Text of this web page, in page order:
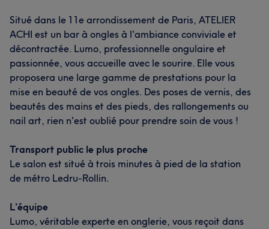
Situé dans le 11e arrondissement de Paris, ATELIER
ACHI est un bar à ongles à l'ambiance conviviale et
décontractée. Lumo, professionnelle ongulaire et
passionnée, vous accueille avec le sourire. Elle vous
proposera une large gamme de prestations pour la
mise en beauté de vos ongles. Des poses de vernis, des
beautés des mains et des pieds, des rallongements ou
nail art, rien n'est oublié pour prendre soin de vous !
Transport public le plus proche
Le salon est situé à trois minutes à pied de la station
de métro Ledru-Rollin.
L’équipe
Lumo, véritable experte en onglerie, vous reçoit dans